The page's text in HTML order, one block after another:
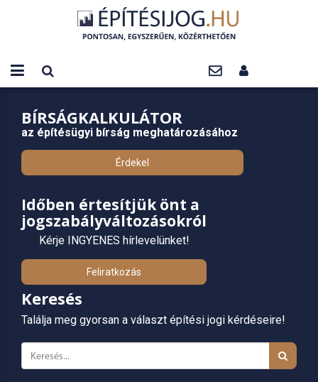
BÍRSÁGKALKULÁTOR
az építésügyi bírság meghatározásához
Érdekel
Időben értesítjük önt a
jogszabályváltozásokról
Kérje INGYENES hírlevelünket!
Feliratkozás
Keresés
Találja meg gyorsan a választ építési jogi kérdéseire!